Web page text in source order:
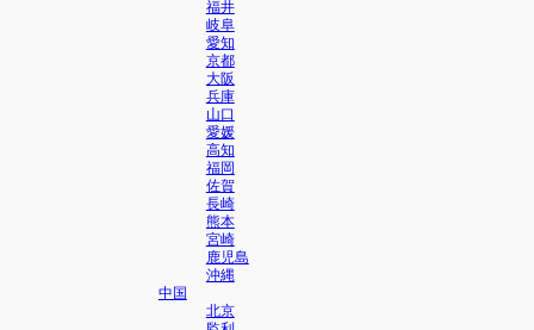
福井
岐阜
愛知
京都
大阪
兵庫
山口
愛媛
高知
福岡
佐賀
長崎
熊本
宮崎
鹿児島
沖縄
中国
北京